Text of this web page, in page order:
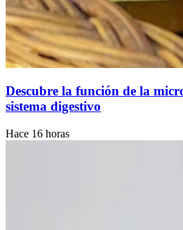
Descubre la función de la
sistema digestivo
Hace 16 horas